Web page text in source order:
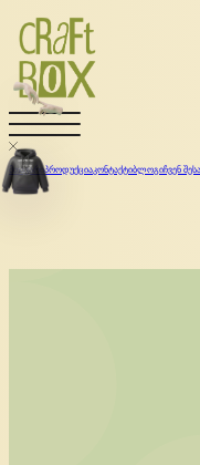
მთავარიპროდუქციაკონტაქტიბლოგიჩვენ